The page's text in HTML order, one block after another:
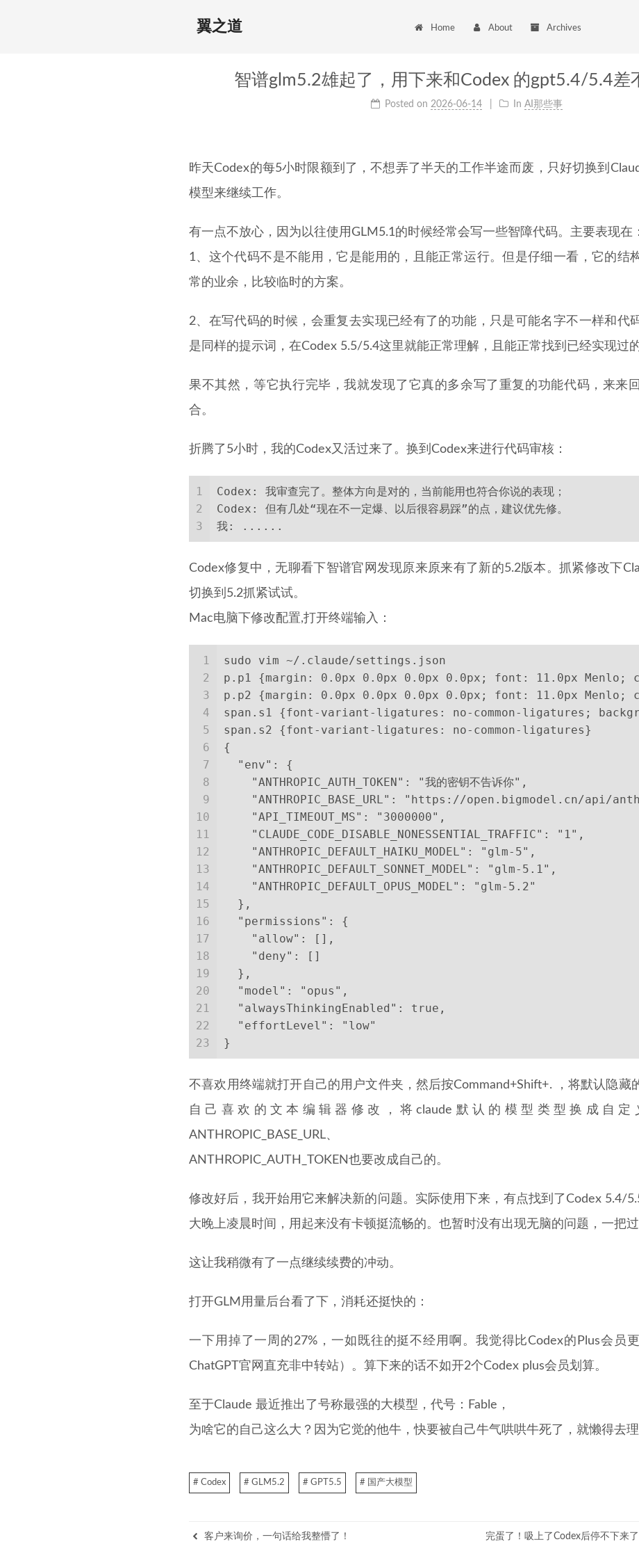
翼之道 Home About Archives
智谱glm5.2雄起了，用下来和Codex 的gpt5.4/5.4差
Posted on 2026-06-14 In AI那些事
昨天Codex的每5小时限额到了，不想弄了半天的工作半途而废，只好切换到
模型来继续工作。
有一点不放心，因为以往使用GLM5.1的时候经常会写一些智障代码。主要表现在：
1、这个代码不是不能用，它是能用的，且能正常运行。但是仔细一看，它的结
常的业余，比较临时的方案。
2、在写代码的时候，会重复去实现已经有了的功能，只是可能名字不一样和代
是同样的提示词，在Codex 5.5/5.4这里就能正常理解，且能正常找到已经实现过
果不其然，等它执行完毕，我就发现了它真的多余写了重复的功能代码，来来
合。
折腾了5小时，我的Codex又活过来了。换到Codex来进行代码审核：
1
2
3
Codex: 我审查完了。整体方向是对的，当前能用也符合你说的表现；
Codex: 但有几处“现在不一定爆、以后很容易踩”的点，建议优先修。
我: ......
Codex修复中，无聊看下智谱官网发现原来原来有了新的5.2版本。抓紧修改下
切换到5.2抓紧试试。
Mac电脑下修改配置,打开终端输入：
1
2
3
4
5
6
7
8
9
10
11
12
13
14
15
16
17
18
19
20
21
22
23
sudo vim ~/.claude/settings.json
p.p1 {margin: 0.0px 0.0px 0.0px 0.0px; font: 11.0px Menlo;
p.p2 {margin: 0.0px 0.0px 0.0px 0.0px; font: 11.0px Menlo;
span.s1 {font-variant-ligatures: no-common-ligatures;
span.s2 {font-variant-ligatures: no-common-ligatures}
{
"env": {
"ANTHROPIC_AUTH_TOKEN": "我的密钥不告诉你",
"ANTHROPIC_BASE_URL": "https://open.bigmodel.cn/api/
"API_TIMEOUT_MS": "3000000",
"CLAUDE_CODE_DISABLE_NONESSENTIAL_TRAFFIC": "1",
"ANTHROPIC_DEFAULT_HAIKU_MODEL": "glm-5",
"ANTHROPIC_DEFAULT_SONNET_MODEL": "glm-5.1",
"ANTHROPIC_DEFAULT_OPUS_MODEL": "glm-5.2"
},
"permissions": {
"allow": [],
"deny": []
},
"model": "opus",
"alwaysThinkingEnabled": true,
"effortLevel": "low"
}
不喜欢用终端就打开自己的用户文件夹，然后按Command+Shift+. ，将默认隐藏
自己喜欢的文本编辑器修改，将claude默认的模型类型换成自定
ANTHROPIC_BASE_URL、
ANTHROPIC_AUTH_TOKEN也要改成自己的。
修改好后，我开始用它来解决新的问题。实际使用下来，有点找到了Codex 5.4/
大晚上凌晨时间，用起来没有卡顿挺流畅的。也暂时没有出现无脑的问题，一把过
这让我稍微有了一点继续续费的冲动。
打开GLM用量后台看了下，消耗还挺快的：
一下用掉了一周的27%，一如既往的挺不经用啊。我觉得比Codex的Plus会员
ChatGPT官网直充非中转站）。算下来的话不如开2个Codex plus会员划算。
至于Claude 最近推出了号称最强的大模型，代号：Fable，
为啥它的自己这么大？因为它觉的他牛，快要被自己牛气哄哄牛死了，就懒得去理
# Codex # GLM5.2 # GPT5.5 # 国产大模型
客户来询价，一句话给我整懵了！ 完蛋了！吸上了Codex后停不下来